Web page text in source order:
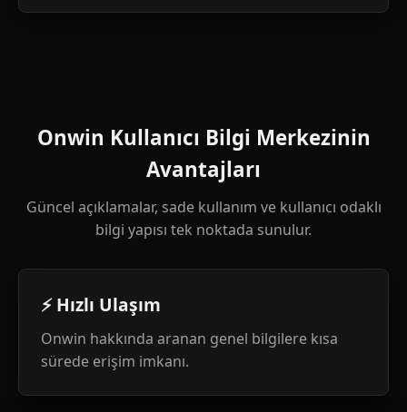
Onwin Kullanıcı Bilgi Merkezinin
Avantajları
Güncel açıklamalar, sade kullanım ve kullanıcı odaklı
bilgi yapısı tek noktada sunulur.
⚡ Hızlı Ulaşım
Onwin hakkında aranan genel bilgilere kısa
sürede erişim imkanı.